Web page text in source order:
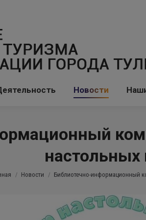
Новости
настольных
Новости Библиотечно-информационный